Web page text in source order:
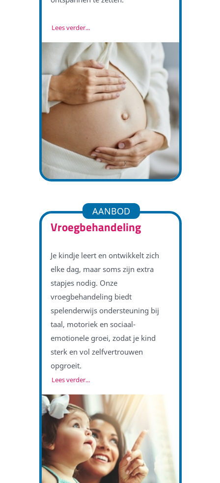
Lees verder...
AANBOD
Vroegbehandeling
Je kindje leert en ontwikkelt zich
elke dag, maar soms zijn extra
stapjes nodig. Onze
vroegbehandeling biedt
spelenderwijs ondersteuning bij
taal, motoriek en sociaal-
emotionele groei, zodat je kind
sterk en vol zelfvertrouwen
opgroeit.
Lees verder...